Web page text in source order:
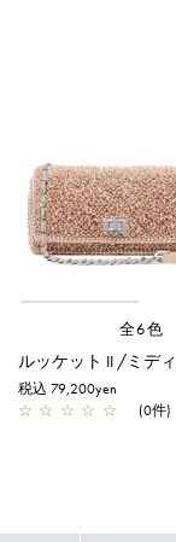
全6色
税込 79,200yen
☆ ☆ ☆ ☆ ☆ (0件)